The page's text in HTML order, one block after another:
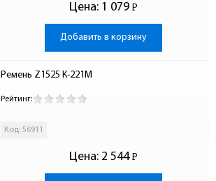
Цена: 1 079 Р
-
Добавить в корзину
Ремень Z1525 К-221М
Рейтинг:
Код: 56911
Цена: 2 544 Р
-